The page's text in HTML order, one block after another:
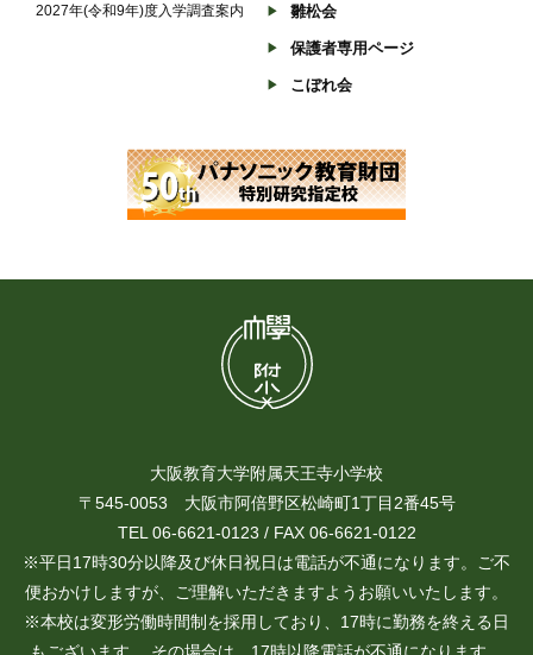
2027年(令和9年)度入学調査案内
雛松会
保護者専用ページ
こぼれ会
大阪教育大学附属天王寺小学校
〒545-0053 大阪市阿倍野区松崎町1丁目2番45号
TEL 06-6621-0123 / FAX 06-6621-0122
※平日17時30分以降及び休日祝日は電話が不通になります。ご不
便おかけしますが、ご理解いただきますようお願いいたします。
※本校は変形労働時間制を採用しており、17時に勤務を終える日